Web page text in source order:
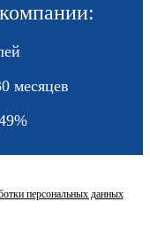
месяцев
персональных данных